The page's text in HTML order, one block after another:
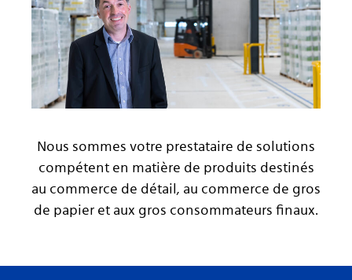
Nous sommes votre prestataire de solutions
compétent en matière de produits destinés
au commerce de détail, au commerce de gros
de papier et aux gros consommateurs finaux.